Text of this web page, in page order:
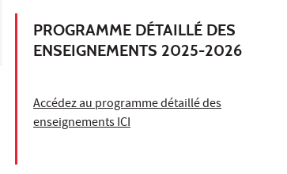
PROGRAMME DÉTAILLÉ DES
ENSEIGNEMENTS 2025-2026
Accédez au programme détaillé des
enseignements ICI